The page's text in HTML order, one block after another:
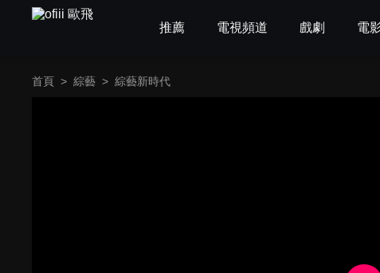
推薦 電視頻道 戲劇 電
首頁 > 綜藝 > 綜藝新時代